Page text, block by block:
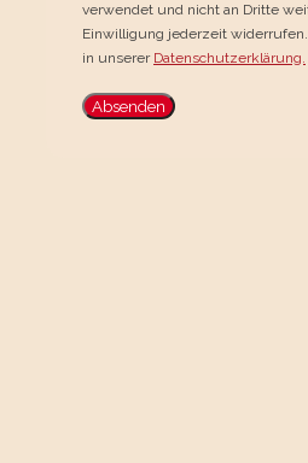
verwendet und nicht an Dritte
Einwilligung jederzeit
in unserer Datenschutzerklärung.
Absenden